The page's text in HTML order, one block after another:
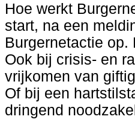
Hoe werkt
start, na een
Burgernetactie
Ook bij crisis- en
vrijkomen van
Of bij een
dringend